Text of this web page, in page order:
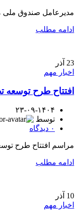
مدیرعامل صندوق ملی
ادامه مطلب
23 آذر
اخبار مهم
افتتاح طرح
۲۳-۰۹-۱۴۰۴
توسط
۰ دیدگاه
مراسم افتتاح طرح
ادامه مطلب
10 آذر
اخبار مهم